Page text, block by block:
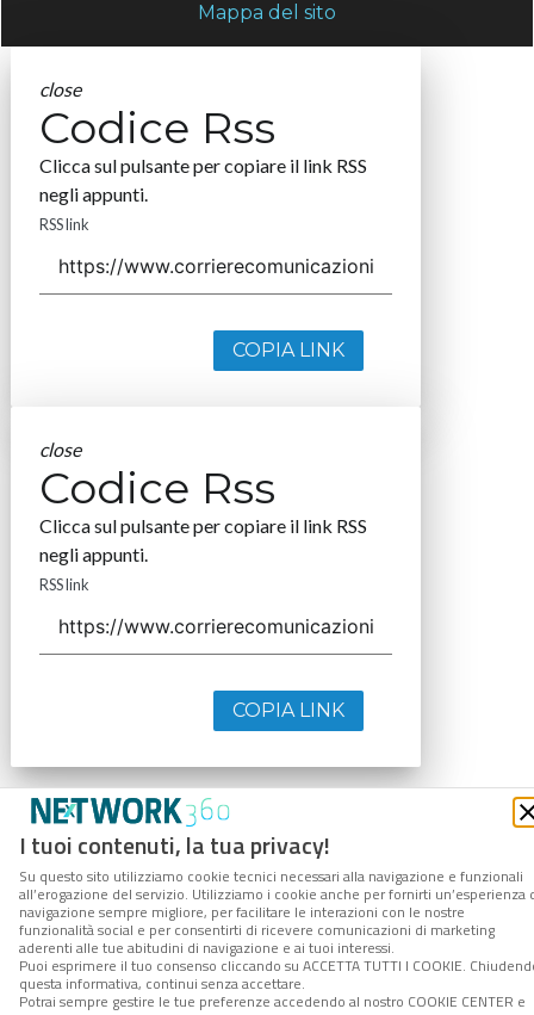
I tuoi contenuti, la tua privacy!
Su questo sito utilizziamo cookie tecnici necessari alla navigazione e funzionali
all’erogazione del servizio. Utilizziamo i cookie anche per fornirti un’esperienza
navigazione sempre migliore, per facilitare le interazioni con le nostre
funzionalità social e per consentirti di ricevere comunicazioni di marketing
aderenti alle tue abitudini di navigazione e ai tuoi interessi.
Puoi esprimere il tuo consenso cliccando su ACCETTA TUTTI I COOKIE.
questa informativa, continui senza accettare.
Potrai sempre gestire le tue preferenze accedendo al nostro COOKIE CENTER e
Mappa del sito
close
Codice Rss
Clicca sul pulsante per copiare il link RSS
negli appunti.
RSS link
COPIA LINK
close
Codice Rss
Clicca sul pulsante per copiare il link RSS
negli appunti.
RSS link
COPIA LINK